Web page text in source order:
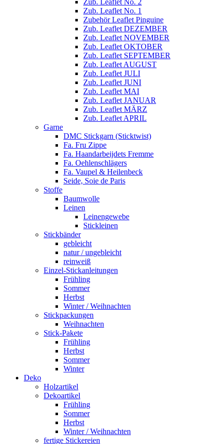
Zub. Leaflet No. 1
Zubehör Leaflet Pinguine
Zub. Leaflet DEZEMBER
Zub. Leaflet NOVEMBER
Zub. Leaflet OKTOBER
Zub. Leaflet SEPTEMBER
Zub. Leaflet AUGUST
Zub. Leaflet JULI
Zub. Leaflet JUNI
Zub. Leaflet MAI
Zub. Leaflet JANUAR
Zub. Leaflet MÄRZ
Zub. Leaflet APRIL
Garne
DMC Stickgarn (Sticktwist)
Fa. Fru Zippe
Fa. Haandarbeijdets Fremme
Fa. Oehlenschlägers
Fa. Vaupel & Heilenbeck
Seide, Soie de Paris
Stoffe
Baumwolle
Leinen
Leinengewebe
Stickleinen
Stickbänder
gebleicht
natur / ungebleicht
reinweiß
Einzel-Stickanleitungen
Frühling
Sommer
Herbst
Winter / Weihnachten
Stickpackungen
Weihnachten
Stick-Pakete
Frühling
Herbst
Sommer
Winter
Deko
Holzartikel
Dekoartikel
Frühling
Sommer
Herbst
Winter / Weihnachten
fertige Stickereien